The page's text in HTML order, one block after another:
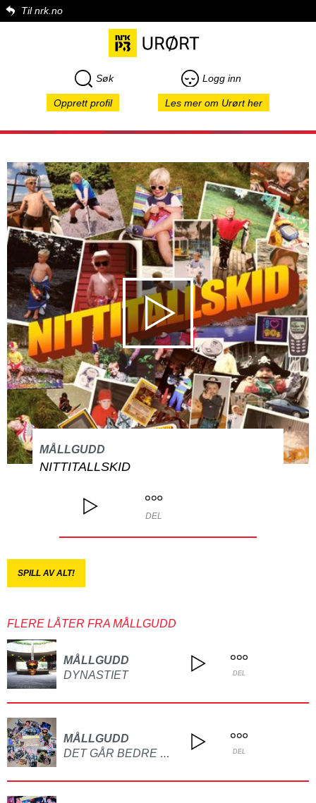
Til nrk.no
Søk Logg inn
Opprett profil Les mer om Urørt her
MÅLLGUDD
NITTITALLSKID
DEL
SPILL AV ALT!
FLERE LÅTER FRA MÅLLGUDD
MÅLLGUDD
DYNASTIET
DEL
MÅLLGUDD
DET GÅR BEDRE NÅ DEL